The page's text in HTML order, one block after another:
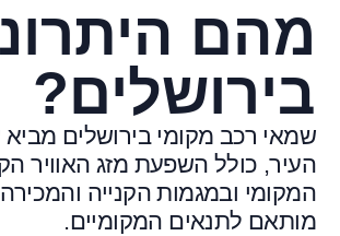
מהם
בירושלים?
שמאי רכב מקומי בירושלים
העיר, כולל השפעת מזג האוויר
המקומי ובמגמות הקנייה
מותאם לתנאים המקומיים.